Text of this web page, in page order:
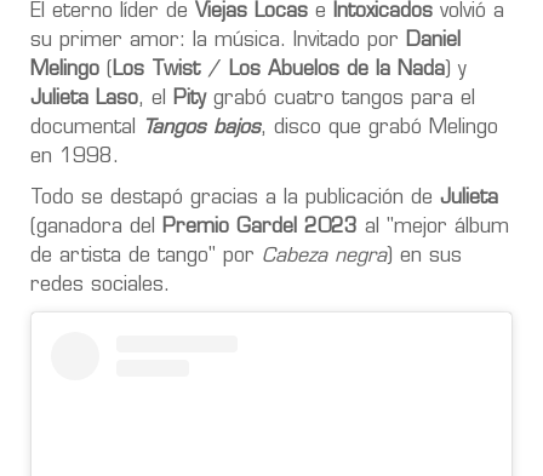
El eterno líder de Viejas Locas e Intoxicados volvió a
su primer amor: la música. Invitado por Daniel
Melingo
Los Twist/ Los Abuelos de la Nada ) y
Julieta Laso, el Pitygrabó cuatro tangos para el
documental
Tangos bajos, disco que grabó Melingo
en 1998.
Todo se destapó gracias a la publicación de Julieta
(ganadora del
Premio Gardel 2023 al "mejor álbum
de artista de tango" por Cabeza negra) en sus
redes sociales.